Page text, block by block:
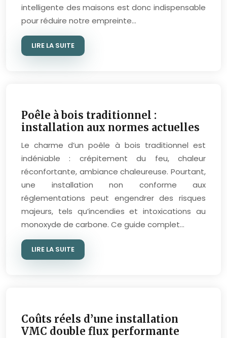
intelligente des maisons est donc indispensable
pour réduire notre empreinte…
LIRE LA SUITE
Poêle à bois traditionnel :
installation aux normes actuelles
Le charme d’un poêle à bois traditionnel est
indéniable : crépitement du feu, chaleur
réconfortante, ambiance chaleureuse. Pourtant,
une installation non conforme aux
réglementations peut engendrer des risques
majeurs, tels qu’incendies et intoxications au
monoxyde de carbone. Ce guide complet…
LIRE LA SUITE
Coûts réels d’une installation
VMC double flux performante